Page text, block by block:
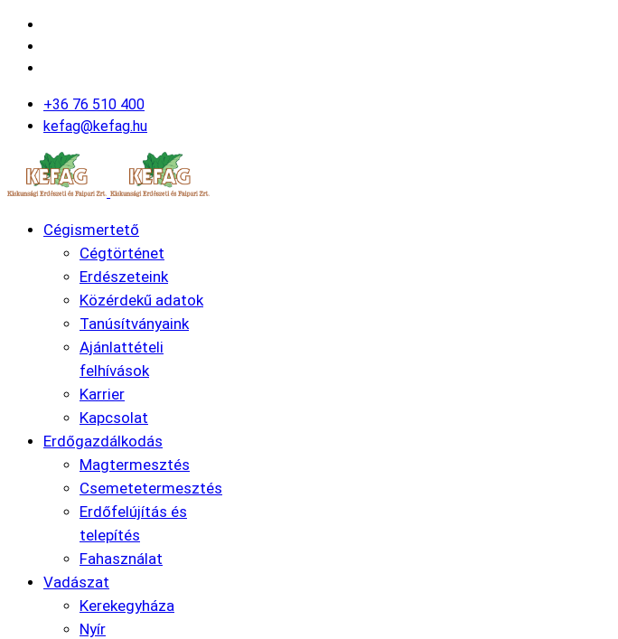
+36 76 510 400
kefag@kefag.hu
Cégismertető
Cégtörténet
Erdészeteink
Közérdekű adatok
Tanúsítványaink
Ajánlattételi
felhívások
Karrier
Kapcsolat
Erdőgazdálkodás
Magtermesztés
Csemetetermesztés
Erdőfelújítás és
telepítés
Fahasználat
Vadászat
Kerekegyháza
Nyír